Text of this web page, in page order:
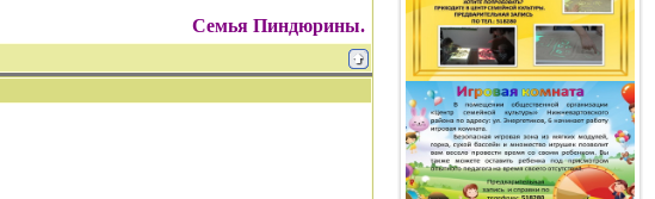
Семья Пиндюрины.